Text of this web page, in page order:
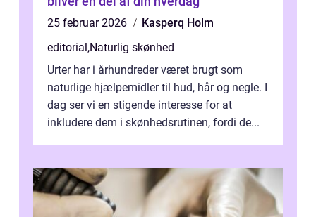
25 februar 2026
Kasperq Holm
editorial,Naturlig skønhed
Urter har i århundreder været brugt som
naturlige hjælpemidler til hud, hår og negle. I
dag ser vi en stigende interesse for at
inkludere dem i skønhedsrutinen, fordi de...